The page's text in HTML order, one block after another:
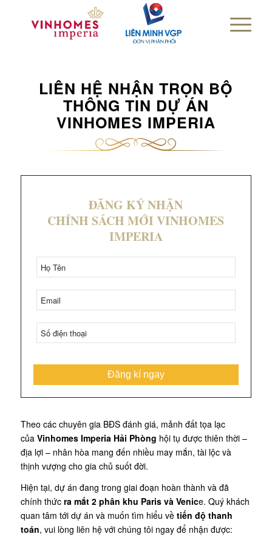
LIÊN HỆ NHẬN TRỌN BỘ
THÔNG TIN DỰ ÁN
VINHOMES IMPERIA
ĐĂNG KÝ NHẬN
CHÍNH SÁCH MỚI VINHOMES
IMPERIA
Đăng kí ngay
Theo các chuyên gia BĐS đánh giá, mảnh đất tọa lạc
của Vinhomes Imperia Hải Phòng hội tụ được thiên thời –
địa lợi – nhân hòa mang đến nhiều may mắn, tài lộc và
thịnh vượng cho gia chủ suốt đời.
Hiện tại, dự án đang trong giai đoạn hoàn thành và đã
chính thức ra mắt 2 phân khu Paris và Venice. Quý khách
quan tâm tới dự án và muốn tìm hiểu về tiến độ thanh
toán, vui lòng liên hệ với chúng tôi ngay để nhận được: